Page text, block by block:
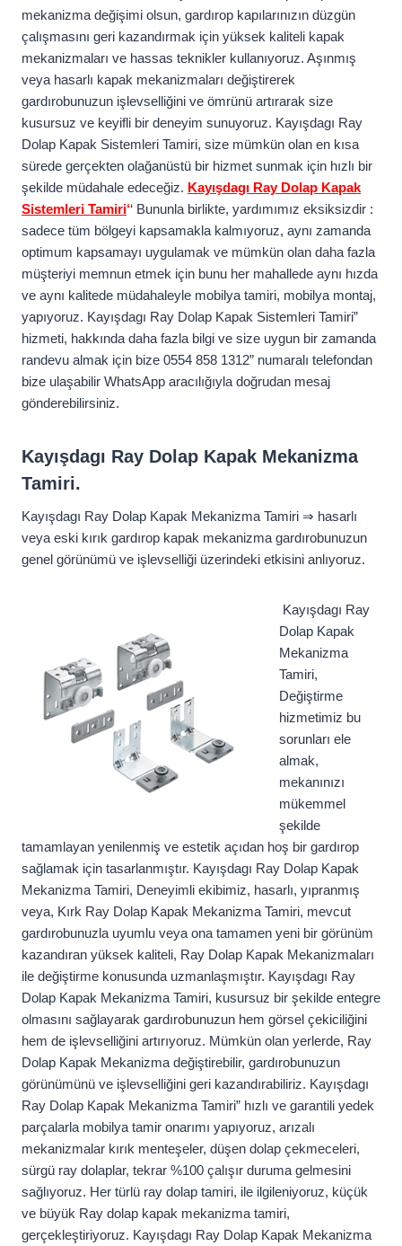
mekanizma değişimi olsun, gardırop kapılarınızın düzgün
çalışmasını geri kazandırmak için yüksek kaliteli kapak
mekanizmaları ve hassas teknikler kullanıyoruz. Aşınmış
veya hasarlı kapak mekanizmaları değiştirerek
gardırobunuzun işlevselliğini ve ömrünü artırarak size
kusursuz ve keyifli bir deneyim sunuyoruz. Kayışdagı Ray
Dolap Kapak Sistemleri Tamiri, size mümkün olan en kısa
sürede gerçekten olağanüstü bir hizmet sunmak için hızlı bir
şekilde müdahale edeceğiz. Kayışdagı Ray Dolap Kapak
Sistemleri Tamiri‘‘ Bununla birlikte, yardımımız eksiksizdir :
sadece tüm bölgeyi kapsamakla kalmıyoruz, aynı zamanda
optimum kapsamayı uygulamak ve mümkün olan daha fazla
müşteriyi memnun etmek için bunu her mahallede aynı hızda
ve aynı kalitede müdahaleyle mobilya tamiri, mobilya montaj,
yapıyoruz. Kayışdagı Ray Dolap Kapak Sistemleri Tamiri”
hizmeti, hakkında daha fazla bilgi ve size uygun bir zamanda
randevu almak için bize 0554 858 1312” numaralı telefondan
bize ulaşabilir WhatsApp aracılığıyla doğrudan mesaj
gönderebilirsiniz.
Kayışdagı Ray Dolap Kapak Mekanizma
Tamiri.
Kayışdagı Ray Dolap Kapak Mekanizma Tamiri ⇒ hasarlı
veya eski kırık gardırop kapak mekanizma gardırobunuzun
genel görünümü ve işlevselliği üzerindeki etkisini anlıyoruz.
Kayışdagı Ray
Dolap Kapak
Mekanizma
Tamiri,
Değiştirme
hizmetimiz bu
sorunları ele
almak,
mekanınızı
mükemmel
şekilde
tamamlayan yenilenmiş ve estetik açıdan hoş bir gardırop
sağlamak için tasarlanmıştır. Kayışdagı Ray Dolap Kapak
Mekanizma Tamiri, Deneyimli ekibimiz, hasarlı, yıpranmış
veya, Kırk Ray Dolap Kapak Mekanizma Tamiri, mevcut
gardırobunuzla uyumlu veya ona tamamen yeni bir görünüm
kazandıran yüksek kaliteli, Ray Dolap Kapak Mekanizmaları
ile değiştirme konusunda uzmanlaşmıştır. Kayışdagı Ray
Dolap Kapak Mekanizma Tamiri, kusursuz bir şekilde entegre
olmasını sağlayarak gardırobunuzun hem görsel çekiciliğini
hem de işlevselliğini artırıyoruz. Mümkün olan yerlerde, Ray
Dolap Kapak Mekanizma değiştirebilir, gardırobunuzun
görünümünü ve işlevselliğini geri kazandırabiliriz. Kayışdagı
Ray Dolap Kapak Mekanizma Tamiri” hızlı ve garantili yedek
parçalarla mobilya tamir onarımı yapıyoruz, arızalı
mekanizmalar kırık menteşeler, düşen dolap çekmeceleri,
sürgü ray dolaplar, tekrar %100 çalışır duruma gelmesini
sağlıyoruz. Her türlü ray dolap tamiri, ile ilgileniyoruz, küçük
ve büyük Ray dolap kapak mekanizma tamiri,
gerçekleştiriyoruz. Kayışdagı Ray Dolap Kapak Mekanizma